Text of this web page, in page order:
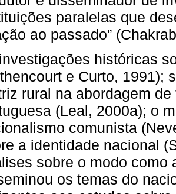
paralelas que
ao passado”
históricas
e Curto, 1991);
rural na abordagem
(Leal, 2000a); o
comunista
a identidade nacional
sobre o modo como
os temas do